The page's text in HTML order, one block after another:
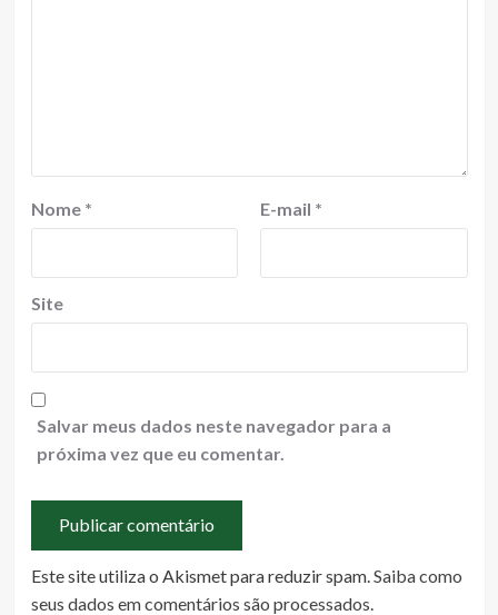
Nome * E-mail *
Site
Salvar meus dados neste navegador para a
próxima vez que eu comentar.
Este site utiliza o Akismet para reduzir spam.Saiba como
seus dados em comentários são processados.